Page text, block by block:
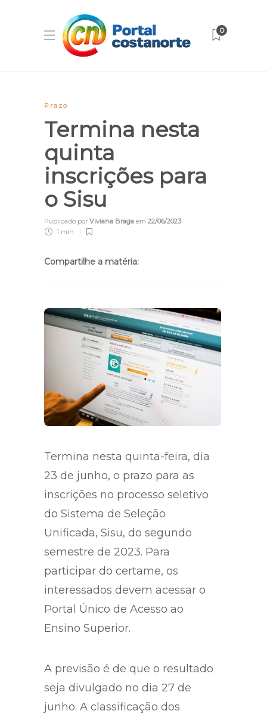
0
Prazo
Termina nesta
quinta
inscrições para
o Sisu
Publicado por Viviana Braga em 22/06/2023
1 min
Compartilhe a matéria:
Termina nesta quinta-feira, dia
23 de junho, o prazo para as
inscrições no processo seletivo
do Sistema de Seleção
Unificada, Sisu, do segundo
semestre de 2023. Para
participar do certame, os
interessados devem acessar o
Portal Único de Acesso ao
Ensino Superior.
A previsão é de que o resultado
seja divulgado no dia 27 de
junho. A classificação dos